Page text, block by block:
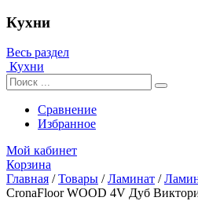
Кухни
Весь раздел
Кухни
Сравнение
Избранное
Мой кабинет
Корзина
Главная /Товары /Ламинат /
CronaFloor WOOD 4V Дуб